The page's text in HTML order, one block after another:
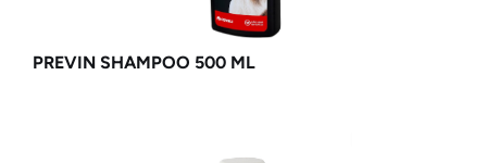
PREVIN SHAMPOO 500 ML